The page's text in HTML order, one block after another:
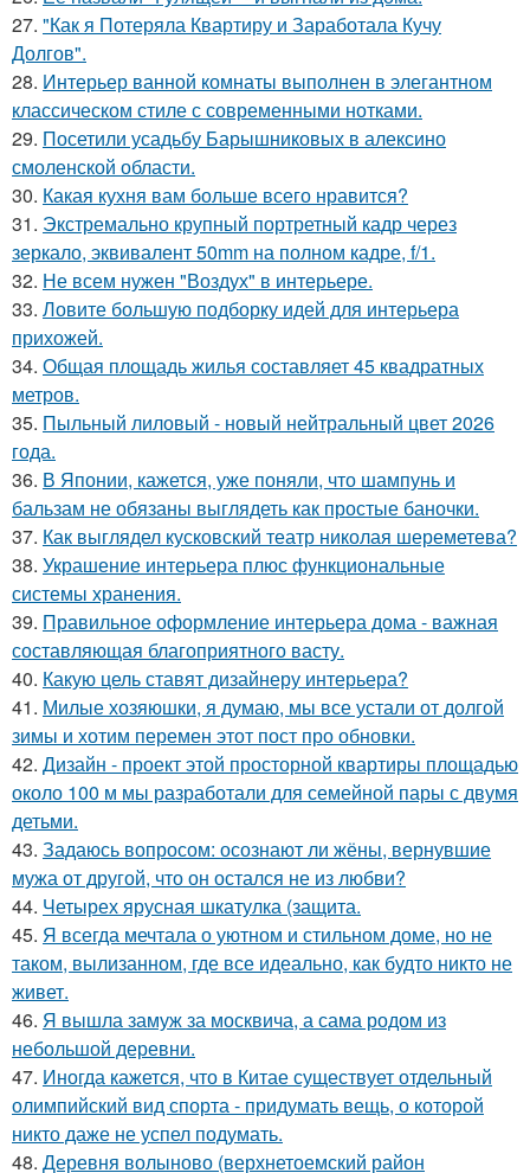
27. "Как я Потеряла Квартиру и Заработала Кучу
Долгов".
28. Интерьер ванной комнаты выполнен в элегантном
классическом стиле с современными нотками.
29. Посетили усадьбу Барышниковых в алексино
смоленской области.
30. Какая кухня вам больше всего нравится?
31. Экстремально крупный портретный кадр через
зеркало, эквивалент 50mm на полном кадре, f/1.
32. Не всем нужен "Воздух" в интерьере.
33. Ловите большую подборку идей для интерьера
прихожей.
34. Общая площадь жилья составляет 45 квадратных
метров.
35. Пыльный лиловый - новый нейтральный цвет 2026
года.
36. В Японии, кажется, уже поняли, что шампунь и
бальзам не обязаны выглядеть как простые баночки.
37. Как выглядел кусковский театр николая шереметева?
38. Украшение интерьера плюс функциональные
системы хранения.
39. Правильное оформление интерьера дома - важная
составляющая благоприятного васту.
40. Какую цель ставят дизайнеру интерьера?
41. Милые хозяюшки, я думаю, мы все устали от долгой
зимы и хотим перемен этот пост про обновки.
42. Дизайн - проект этой просторной квартиры площадью
около 100 м мы разработали для семейной пары с двумя
детьми.
43. Задаюсь вопросом: осознают ли жёны, вернувшие
мужа от другой, что он остался не из любви?
44. Четырех ярусная шкатулка (защита.
45. Я всегда мечтала о уютном и стильном доме, но не
таком, вылизанном, где все идеально, как будто никто не
живет.
46. Я вышла замуж за москвича, а сама родом из
небольшой деревни.
47. Иногда кажется, что в Китае существует отдельный
олимпийский вид спорта - придумать вещь, о которой
никто даже не успел подумать.
48. Деревня волыново (верхнетоемский район